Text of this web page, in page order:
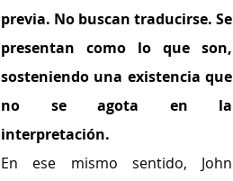
previa. No buscan traducirse. Se
presentan como lo que son,
sosteniendo una existencia que
no se agota en la
interpretación.
En ese mismo sentido, John